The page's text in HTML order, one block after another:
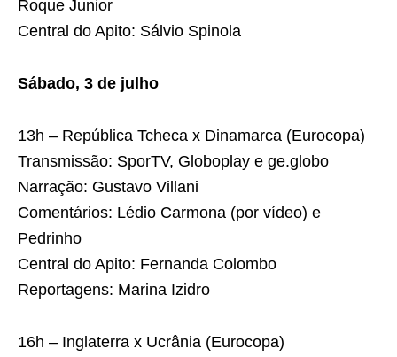
Roque Junior
Central do Apito: Sálvio Spinola
Sábado, 3 de julho
13h – República Tcheca x Dinamarca (Eurocopa)
Transmissão: SporTV, Globoplay e ge.globo
Narração: Gustavo Villani
Comentários: Lédio Carmona (por vídeo) e
Pedrinho
Central do Apito: Fernanda Colombo
Reportagens: Marina Izidro
16h – Inglaterra x Ucrânia (Eurocopa)